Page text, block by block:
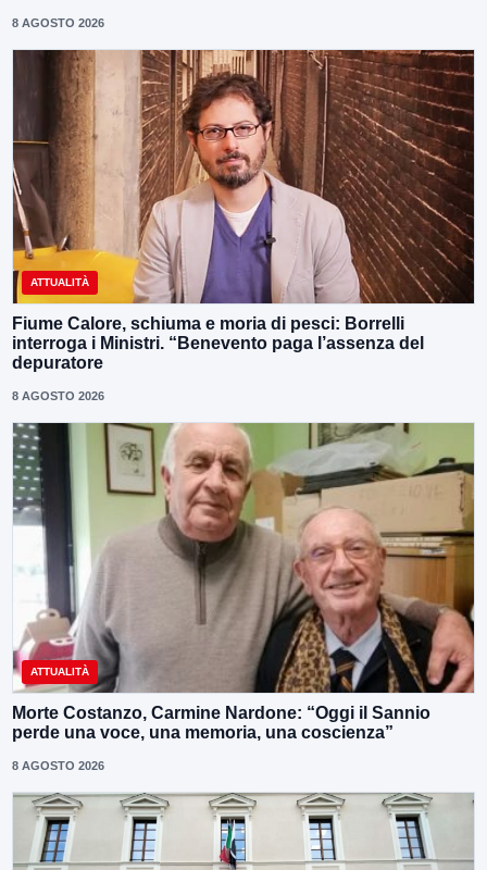
8 AGOSTO 2026
ATTUALITÀ
Fiume Calore, schiuma e moria di pesci: Borrelli
interroga i Ministri. “Benevento paga l’assenza del
depuratore
8 AGOSTO 2026
ATTUALITÀ
Morte Costanzo, Carmine Nardone: “Oggi il Sannio
perde una voce, una memoria, una coscienza”
8 AGOSTO 2026